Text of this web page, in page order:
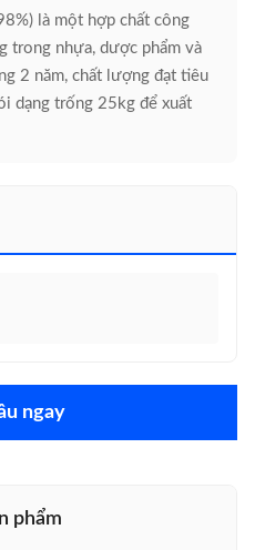
là một hợp chất công
trong nhựa, dược phẩm và
2 năm, chất lượng đạt tiêu
dạng trống 25kg để xuất
ngay
phẩm